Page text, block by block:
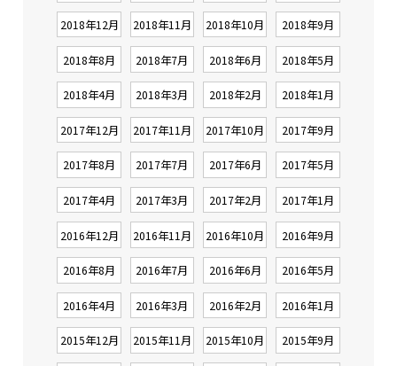
2018年12月 2018年11月 2018年10月 2018年9月
2018年8月 2018年7月 2018年6月 2018年5月
2018年4月 2018年3月 2018年2月 2018年1月
2017年12月 2017年11月 2017年10月 2017年9月
2017年8月 2017年7月 2017年6月 2017年5月
2017年4月 2017年3月 2017年2月 2017年1月
2016年12月 2016年11月 2016年10月 2016年9月
2016年8月 2016年7月 2016年6月 2016年5月
2016年4月 2016年3月 2016年2月 2016年1月
2015年12月 2015年11月 2015年10月 2015年9月